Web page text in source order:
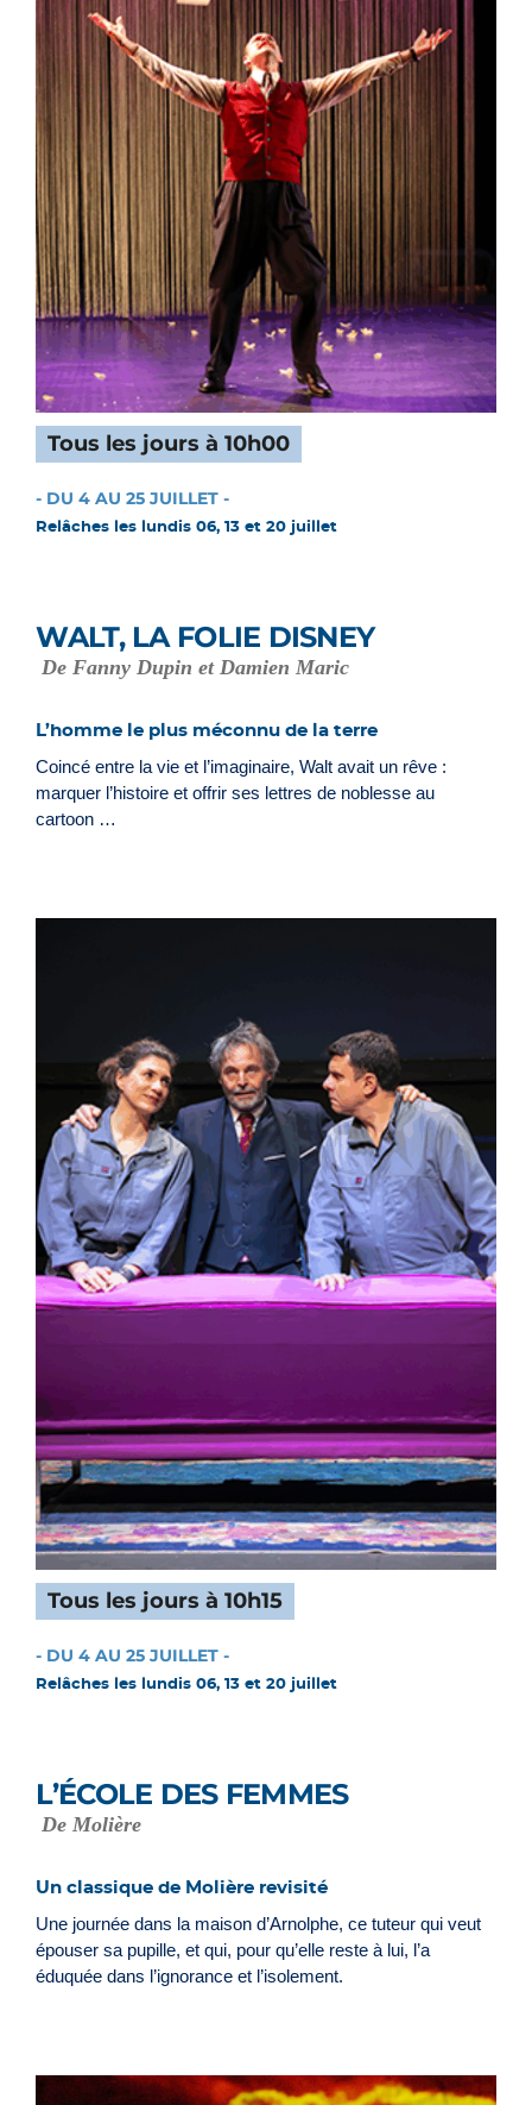
Tous les jours à 10h00
- DU 4 AU 25 JUILLET -
Relâches les lundis 06, 13 et 20 juillet
WALT, LA FOLIE DISNEY
De Fanny Dupin et Damien Maric
L’homme le plus méconnu de la terre
Coincé entre la vie et l’imaginaire, Walt avait un rêve :
marquer l’histoire et offrir ses lettres de noblesse au
cartoon …
Tous les jours à 10h15
- DU 4 AU 25 JUILLET -
Relâches les lundis 06, 13 et 20 juillet
L’ÉCOLE DES FEMMES
De Molière
Un classique de Molière revisité
Une journée dans la maison d’Arnolphe, ce tuteur qui veut
épouser sa pupille, et qui, pour qu’elle reste à lui, l’a
éduquée dans l’ignorance et l’isolement.